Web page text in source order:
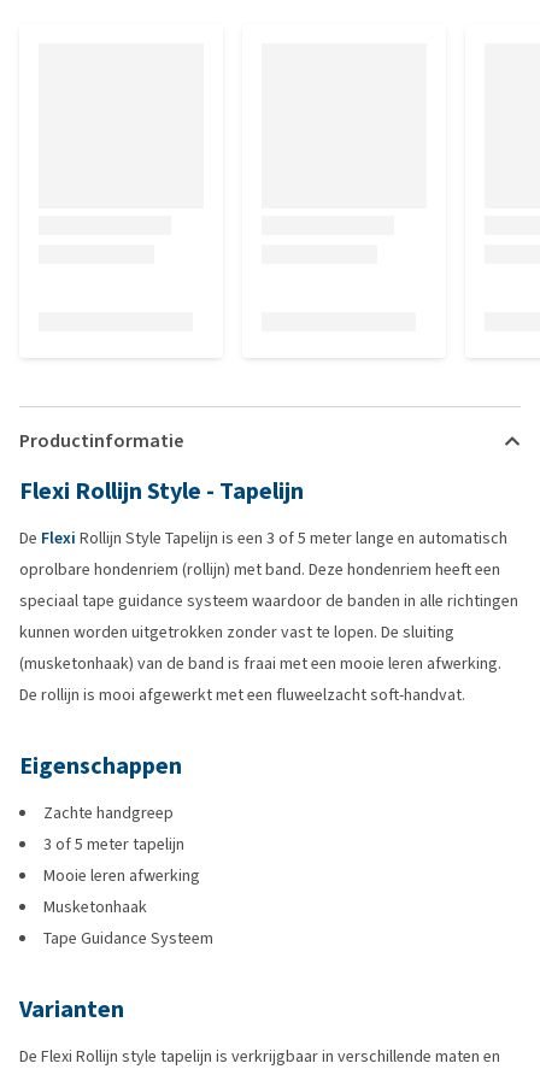
Productinformatie
Flexi Rollijn Style - Tapelijn
De Flexi Rollijn Style Tapelijn is een 3 of 5 meter lange en automatisch
oprolbare hondenriem (rollijn) met band. Deze hondenriem heeft een
speciaal tape guidance systeem waardoor de banden in alle richtingen
kunnen worden uitgetrokken zonder vast te lopen. De sluiting
(musketonhaak) van de band is fraai met een mooie leren afwerking.
De rollijn is mooi afgewerkt met een fluweelzacht soft-handvat.
Eigenschappen
Zachte handgreep
3 of 5 meter tapelijn
Mooie leren afwerking
Musketonhaak
Tape Guidance Systeem
Varianten
De Flexi Rollijn style tapelijn is verkrijgbaar in verschillende maten en